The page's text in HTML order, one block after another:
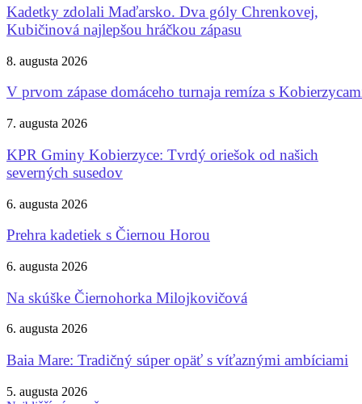
Kadetky zdolali Maďarsko. Dva góly Chrenkovej,
Kubičinová najlepšou hráčkou zápasu
8. augusta 2026
V prvom zápase domáceho turnaja remíza s
7. augusta 2026
KPR Gminy Kobierzyce: Tvrdý oriešok od našich
severných susedov
6. augusta 2026
Prehra kadetiek s Čiernou Horou
6. augusta 2026
Na skúške Čiernohorka Milojkovičová
6. augusta 2026
Baia Mare: Tradičný súper opäť s víťaznými ambíciami
5. augusta 2026